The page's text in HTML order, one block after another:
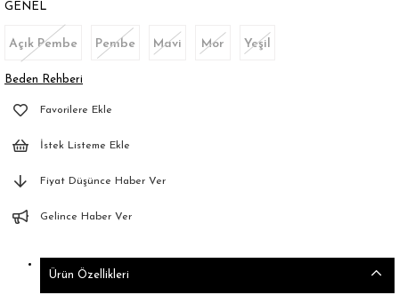
GENEL
Açık Pembe Pembe Mavi Mor Yeşil
Beden Rehberi
Favorilere Ekle
İstek Listeme Ekle
Fiyat Düşünce Haber Ver
Gelince Haber Ver
Ürün Özellikleri